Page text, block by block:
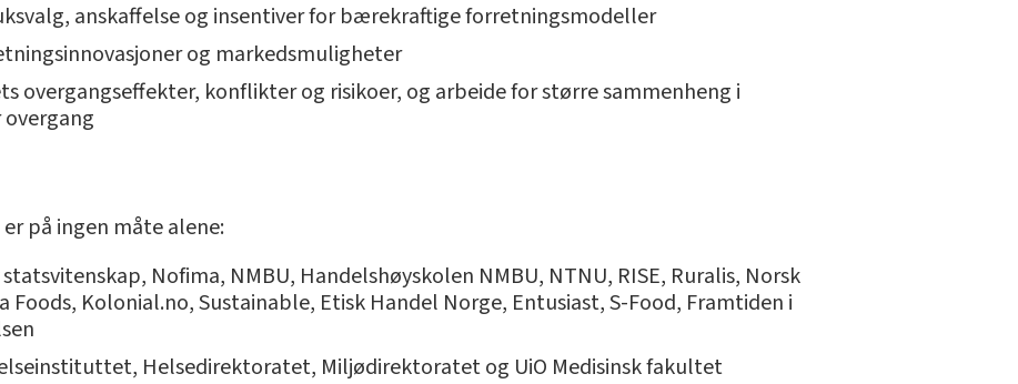
anskaffelse og insentiver for bærekraftige forretningsmodeller
og markedsmuligheter
overgangseffekter, konflikter og risikoer, og arbeide for større sammenheng i
på ingen måte alene:
Nofima, NMBU, Handelshøyskolen NMBU, NTNU, RISE, Ruralis, Norsk
Foods, Kolonial.no, Sustainable, Etisk Handel Norge, Entusiast, S-Food, Framtiden i
Helsedirektoratet, Miljødirektoratet og UiO Medisinsk fakultet